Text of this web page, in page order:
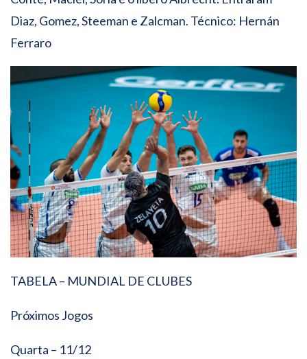
Diaz, Gomez, Steeman e Zalcman. Técnico: Hernán
Ferraro
TABELA – MUNDIAL DE CLUBES
Próximos Jogos
Quarta – 11/12